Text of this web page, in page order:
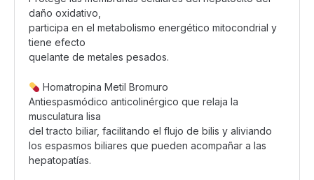
daño oxidativo,
participa en el metabolismo energético mitocondrial y
tiene efecto
quelante de metales pesados.
Homatropina Metil Bromuro
Antiespasmódico anticolinérgico que relaja la
musculatura lisa
del tracto biliar, facilitando el flujo de bilis y aliviando
los espasmos biliares que pueden acompañar a las
hepatopatías.